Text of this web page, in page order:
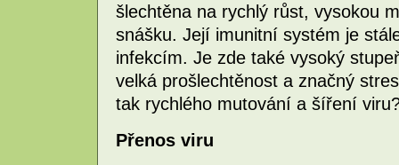
šlechtěna na rychlý růst, vysokou
snášku. Její imunitní systém je
infekcím. Je zde také vysoký
velká prošlechtěnost a značný
tak rychlého mutování a šíření
Přenos viru